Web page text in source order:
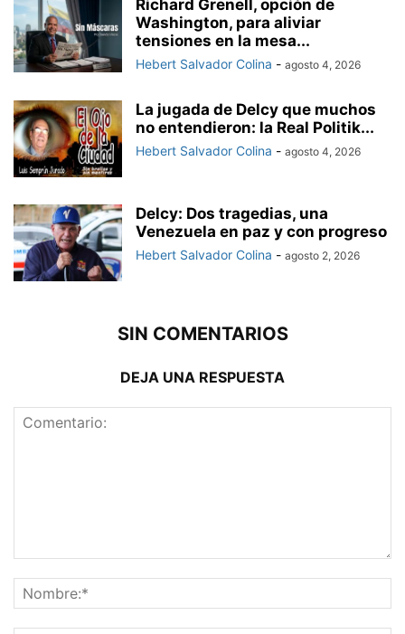
Richard Grenell, opción de
Washington, para aliviar
tensiones en la mesa...
Hebert Salvador Colina - agosto 4, 2026
La jugada de Delcy que muchos
no entendieron: la Real Politik...
Hebert Salvador Colina - agosto 4, 2026
Delcy: Dos tragedias, una
Venezuela en paz y con progreso
Hebert Salvador Colina - agosto 2, 2026
SIN COMENTARIOS
DEJA UNA RESPUESTA